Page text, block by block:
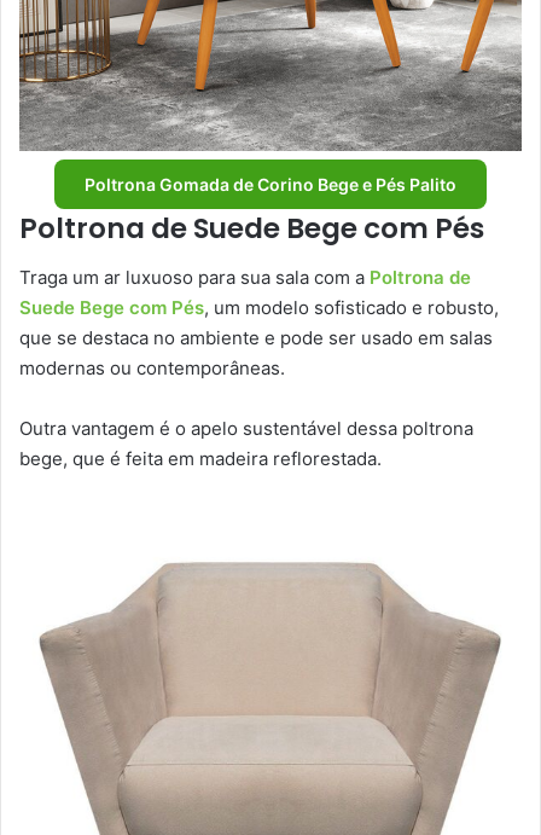
Poltrona Gomada de Corino Bege e Pés Palito
Poltrona de Suede Bege com Pés
Traga um ar luxuoso para sua sala com a Poltrona de
Suede Bege com Pés, um modelo sofisticado e robusto,
que se destaca no ambiente e pode ser usado em salas
modernas ou contemporâneas.
Outra vantagem é o apelo sustentável dessa poltrona
bege, que é feita em madeira reflorestada.